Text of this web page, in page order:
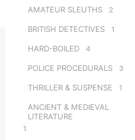
AMATEUR SLEUTHS 2
BRITISH DETECTIVES 1
HARD-BOILED 4
POLICE PROCEDURALS 3
THRILLER & SUSPENSE 1
ANCIENT & MEDIEVAL
LITERATURE
1